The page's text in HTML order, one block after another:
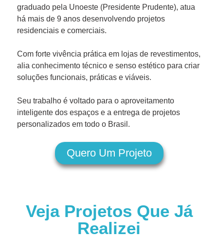
graduado pela Unoeste (Presidente Prudente), atua
há mais de 9 anos desenvolvendo projetos
residenciais e comerciais.
Com forte vivência prática em lojas de revestimentos,
alia conhecimento técnico e senso estético para criar
soluções funcionais, práticas e viáveis.
Seu trabalho é voltado para o aproveitamento
inteligente dos espaços e a entrega de projetos
personalizados em todo o Brasil.
Quero Um Projeto
Veja Projetos Que Já
Realizei